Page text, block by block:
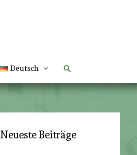
Deutsch Suchen
Neueste Beiträge